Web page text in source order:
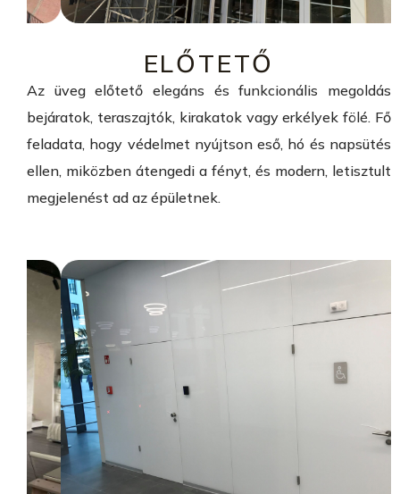
ELŐTETŐ
Az üveg előtető elegáns és funkcionális megoldás
bejáratok, teraszajtók, kirakatok vagy erkélyek fölé. Fő
feladata, hogy védelmet nyújtson eső, hó és napsütés
ellen, miközben átengedi a fényt, és modern, letisztult
megjelenést ad az épületnek.